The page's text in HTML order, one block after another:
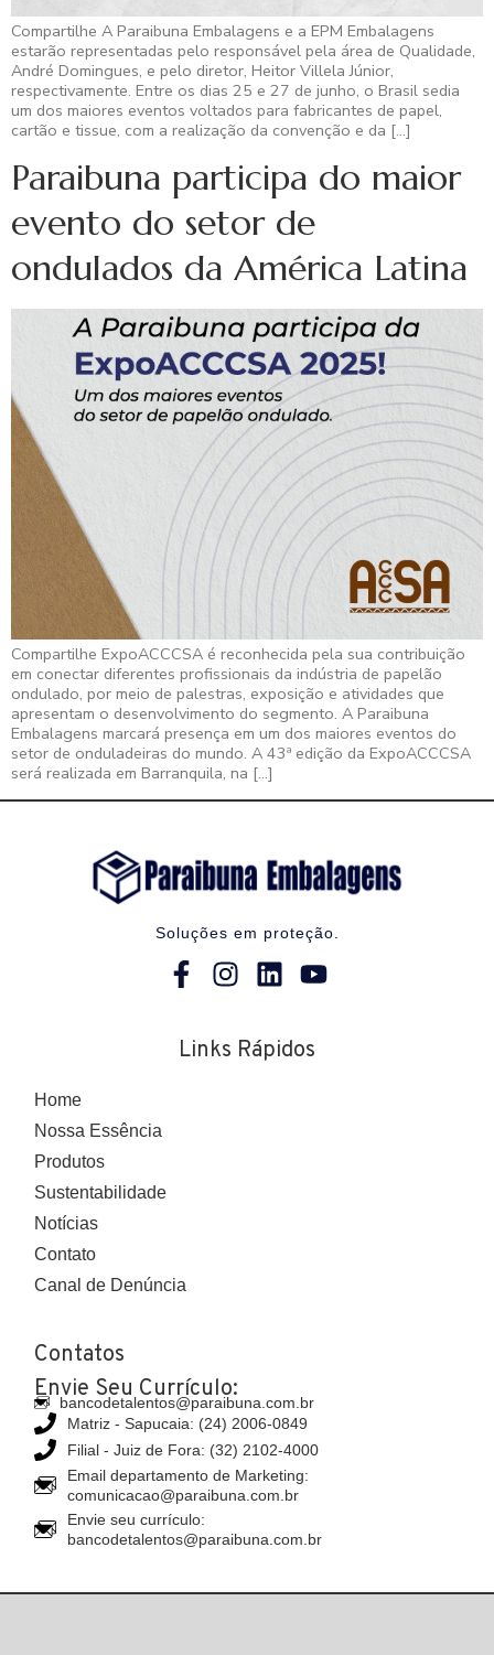
Compartilhe A Paraibuna Embalagens e a EPM Embalagens
estarão representadas pelo responsável pela área de Qualidade,
André Domingues, e pelo diretor, Heitor Villela Júnior,
respectivamente. Entre os dias 25 e 27 de junho, o Brasil sedia
um dos maiores eventos voltados para fabricantes de papel,
cartão e tissue, com a realização da convenção e da […]
Paraibuna participa do maior
evento do setor de
ondulados da América Latina
Compartilhe ExpoACCCSA é reconhecida pela sua contribuição
em conectar diferentes profissionais da indústria de papelão
ondulado, por meio de palestras, exposição e atividades que
apresentam o desenvolvimento do segmento. A Paraibuna
Embalagens marcará presença em um dos maiores eventos do
setor de onduladeiras do mundo. A 43ª edição da ExpoACCCSA
será realizada em Barranquila, na […]
Soluções em proteção.
Links Rápidos
Home
Nossa Essência
Produtos
Sustentabilidade
Notícias
Contato
Canal de Denúncia
Contatos
Envie Seu Currículo:
bancodetalentos@paraibuna.com.br
Matriz - Sapucaia: (24) 2006-0849
Filial - Juiz de Fora: (32) 2102-4000
Email departamento de Marketing:
comunicacao@paraibuna.com.br
Envie seu currículo:
bancodetalentos@paraibuna.com.br